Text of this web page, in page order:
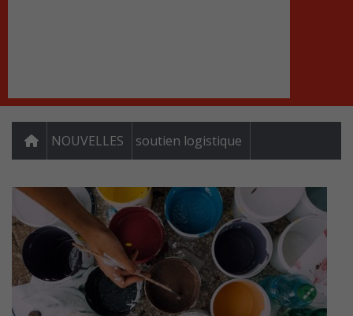
NOUVELLES soutien logistique